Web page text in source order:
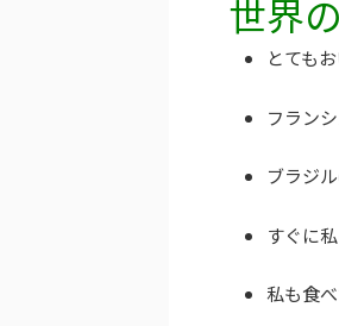
世界
とても
フラン
ブラジ
すぐに
私も食べ